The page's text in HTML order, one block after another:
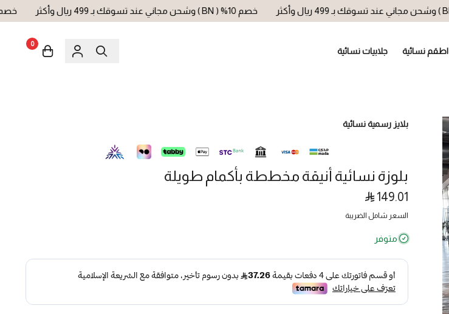
خصم 10% ( BN ) وشحن مجاني عند تسوقك بـ 499 ريال وأكثر خصم 10% ( BN ) وشحن مجاني عند تسوقك بـ 499 ريال وأكثر
اطقم نسائية جلابيات نسائية
0
بلوزة نسائية أنيقة مخططة بأكمام طويلة
بلايز رسمية نسائية
149.01
السعر شامل الضريبة
متوفر